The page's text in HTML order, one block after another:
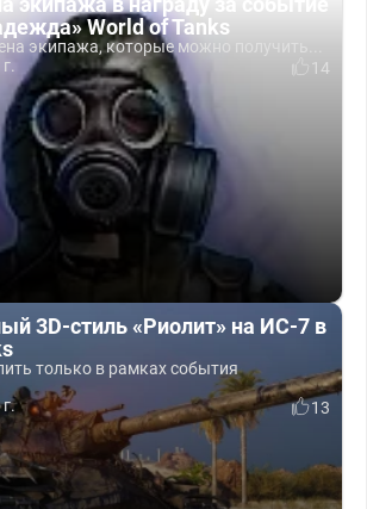
World of Tanks
экипажа, которые можно получить...
14
3D-стиль «Риолит» на ИС-7 в
только в рамках события
13